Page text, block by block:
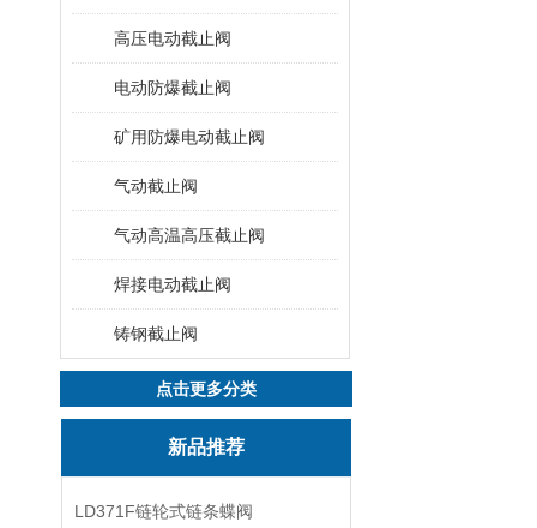
高压电动截止阀
电动防爆截止阀
矿用防爆电动截止阀
气动截止阀
气动高温高压截止阀
焊接电动截止阀
铸钢截止阀
点击更多分类
新品推荐
LD371F链轮式链条蝶阀